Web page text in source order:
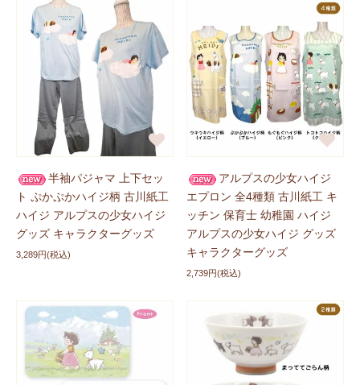
2026/05/01 新商品に追加しました
ハイジ × モンチッチグッズに「コンパクトミラー 全3種
類」が登場しました！ぜひチェックしてくださいね。
2026/04/28 新商品に追加しました
ハイジグッズに 「キャンディポーチ 全10種」、「スリム
キャンディポーチ」
が登場しました！ぜひチェックして
くださいね。
2026/04/28 新商品に追加しました
ハイジ×モンチッチグッズの『シークレット シリーズ』
に「クリアカード（全10種）」 が登場しました！ぜひチ
2026/04/28 新商品に追加しました
POPEE the ぱフォーマーグッズに「刺繍スクエアポー
チ」、「もふもふズ（全2種）」
「シークレット クリ
アカード（全10種）」
が登場しました！ぜひチェックし
半袖パジャマ 上下セッ
ト ぷかぷかハイジ柄 古川紙工
ハイジ アルプスの少女ハイジ
グッズ キャラクターグッズ
3,289円(税込)
アルプスの少女ハイジ
エプロン 全4種類 古川紙工 キ
ッチン 保育士 幼稚園 ハイジ
アルプスの少女ハイジ グッズ
キャラクターグッズ
2,739円(税込)